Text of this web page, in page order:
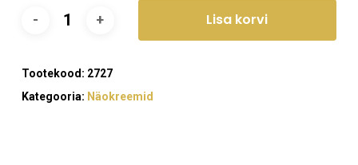
Lisa korvi
Tootekood: 2727
Kategooria: Näokreemid